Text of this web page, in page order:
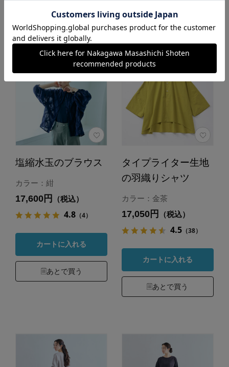
塩縮水玉のブラウス
カラー：紺
17,600円 （税込）
4.8（4）
カートに入れる
あとで買う
タイプライター生地
の羽織りシャツ
カラー：金茶
17,050円 （税込）
4.5（38）
カートに入れる
あとで買う